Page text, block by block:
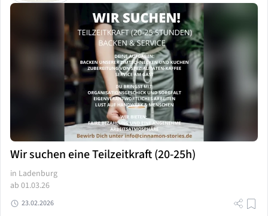
Wir suchen eine Teilzeitkraft (20-25h)
in Ladenburg
ab 01.03.26
23.02.2026